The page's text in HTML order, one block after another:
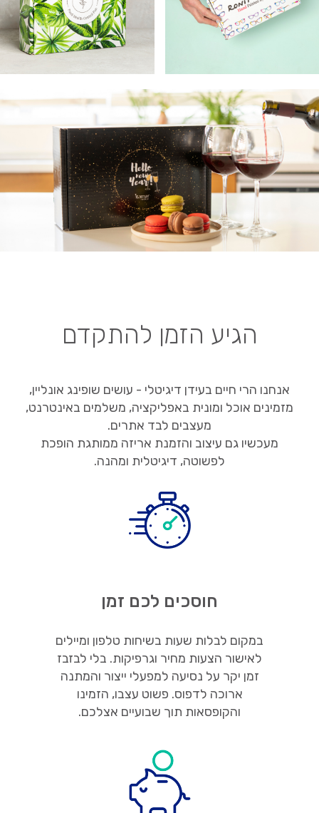
הגיע הזמן להתקדם
אנחנו הרי חיים בעידן דיגיטלי - עושים שופינג אונליין,
מזמינים אוכל ומונית באפליקציה, משלמים באינטרנט,
מעצבים לבד אתרים.
מעכשיו גם עיצוב והזמנת אריזה ממותגת הופכת
לפשוטה, דיגיטלית ומהנה.
חוסכים לכם זמן
במקום לבלות שעות בשיחות טלפון ומיילים
לאישור הצעות מחיר וגרפיקות. בלי לבזבז
זמן יקר על נסיעה למפעלי ייצור והמתנה
ארוכה לדפוס. פשוט עצבו, הזמינו
והקופסאות תוך שבועיים אצלכם.